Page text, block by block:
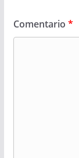
Comentario *